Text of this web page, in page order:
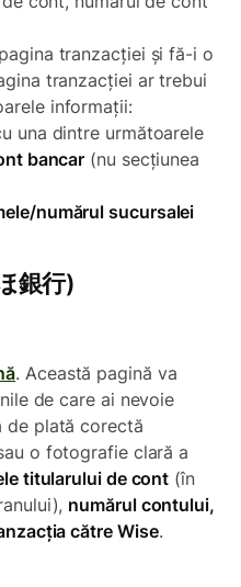
tranzacției și fă-i o
tranzacției ar trebui
informații:
una dintre următoarele
bancar (nu secțiunea
numărul sucursalei
銀行)
. Această pagină va
de care ai nevoie
de plată corectă
o fotografie clară a
titularului de cont (în
numărul contului,
către Wise.